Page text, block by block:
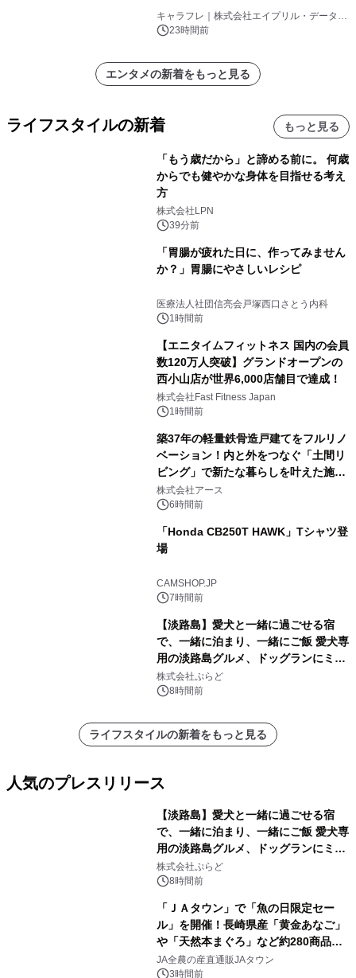
キャラフレ｜株式会社エイプリル・データ・
デザインズ
23時間前
エンタメの新着をもっと見る
ライフスタイルの新着 もっと見る
「もう歳だから」と諦める前に。 何歳
からでも健やかな身体を目指せる考え
方
株式会社LPN
39分前
「胃腸が疲れた日に、作ってみません
か？」胃腸にやさしいレシピ
医療法人社団信亮会戸塚西口さとう内科
1時間前
【エニタイムフィットネス 国内の会員
数120万人突破】グランドオープンの
西小山店が世界6,000店舗目で達成！
株式会社Fast Fitness Japan
1時間前
築37年の軽量鉄骨造戸建てをフルリノ
ベーション！内と外をつなぐ「土間リ
ビング」で新たな暮らしを叶えた施工
事例を株式会社アースが公開
株式会社アース
6時間前
「Honda CB250T HAWK」Tシャツ登
場
CAMSHOP.JP
7時間前
【淡路島】愛犬と一緒に過ごせる宿
で、一緒に泊まり、一緒にご飯 愛犬専
用の淡路島グルメ、ドッグランにミニ
プール グランピングとトレーラーハウ
スの2施設で
株式会社ぷらど
8時間前
ライフスタイルの新着をもっと見る
人気のプレスリリース
【淡路島】愛犬と一緒に過ごせる宿
で、一緒に泊まり、一緒にご飯 愛犬専
用の淡路島グルメ、ドッグランにミニ
プール グランピングとトレーラーハウ
スの2施設で
株式会社ぷらど
8時間前
「ＪＡタウン」で「魚の日限定セー
ル」を開催！長崎県産「黄金あなご」
や「天然本まぐろ」など約280商品を
販売！～毎月１０日の定例企画～
JA全農の産直通販JAタウン
3時間前